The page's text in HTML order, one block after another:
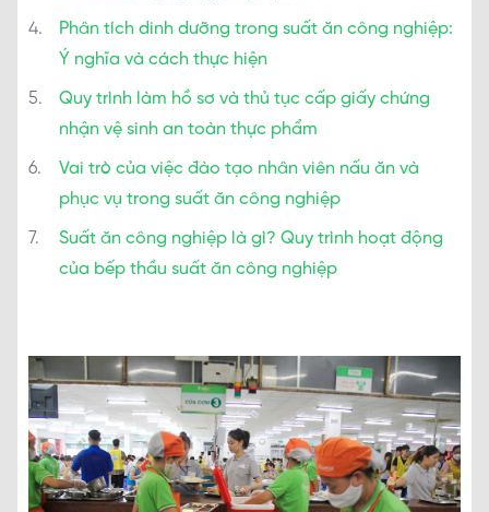
Phân tích dinh dưỡng trong suất ăn công nghiệp:
Ý nghĩa và cách thực hiện
Quy trình làm hồ sơ và thủ tục cấp giấy chứng
nhận vệ sinh an toàn thực phẩm
Vai trò của việc đào tạo nhân viên nấu ăn và
phục vụ trong suất ăn công nghiệp
Suất ăn công nghiệp là gì? Quy trình hoạt động
của bếp thầu suất ăn công nghiệp